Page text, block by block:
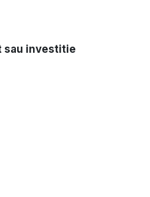
sau investitie